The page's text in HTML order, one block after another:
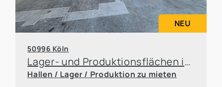
NEU
50996 Köln
Lager- und Produktionsflächen in Rodenkirchen
Hallen / Lager / Produktion zu mieten